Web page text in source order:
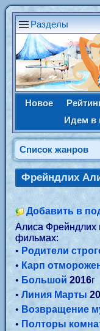
Разделы
Новое
Идем в
Список жанров
Фрейндлих
Добавить в
Алиса Фрейндлих
фильмах:
• Родители
• Карп
• Большой 2016г
• Линия Марты
• Возвращение
• Полторы